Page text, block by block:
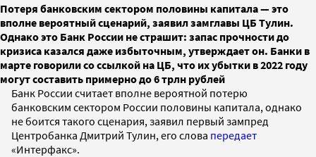
Потеря банковским сектором половины капитала — это
вполне вероятный сценарий, заявил замглавы ЦБ Тулин.
Однако это Банк России не страшит: запас прочности до
кризиса казался даже избыточным, утверждает он. Банки в
марте говорили со ссылкой на ЦБ, что их убытки в 2022 году
могут составить примерно до 6 трлн рублей
Банк России считает вполне вероятной потерю
банковским сектором России половины капитала, однако
не боится такого сценария, заявил первый зампред
Центробанка Дмитрий Тулин, его слова передает
«Интерфакс».